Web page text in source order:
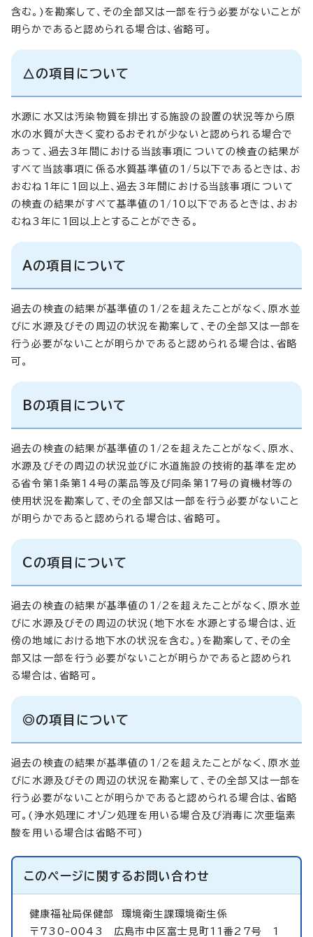
含む。)を勘案して、その全部又は一部を行う必要がないことが
明らかであると認められる場合は、省略可。
△の項目について
水源に水又は汚染物質を排出する施設の設置の状況等から原
水の水質が大きく変わるおそれが少ないと認められる場合で
あって、過去3年間における当該事項についての検査の結果が
すべて当該事項に係る水質基準値の1/5以下であるときは、お
おむね1年に1回以上、過去3年間における当該事項について
の検査の結果がすべて基準値の1/10以下であるときは、おお
むね3年に1回以上とすることができる。
Aの項目について
過去の検査の結果が基準値の1/2を超えたことがなく、原水並
びに水源及びその周辺の状況を勘案して、その全部又は一部を
行う必要がないことが明らかであると認められる場合は、省略
可。
Bの項目について
過去の検査の結果が基準値の1/2を超えたことがなく、原水、
水源及びその周辺の状況並びに水道施設の技術的基準を定め
る省令第1条第14号の薬品等及び同条第17号の資機材等の
使用状況を勘案して、その全部又は一部を行う必要がないこと
が明らかであると認められる場合は、省略可。
Cの項目について
過去の検査の結果が基準値の1/2を超えたことがなく、原水並
びに水源及びその周辺の状況(地下水を水源とする場合は、近
傍の地域における地下水の状況を含む。)を勘案して、その全
部又は一部を行う必要がないことが明らかであると認められ
る場合は、省略可。
◎の項目について
過去の検査の結果が基準値の1/2を超えたことがなく、原水並
びに水源及びその周辺の状況を勘案して、その全部又は一部を
行う必要がないことが明らかであると認められる場合は、省略
可。(浄水処理にオゾン処理を用いる場合及び消毒に次亜塩素
酸を用いる場合は省略不可)
このページに関するお問い合わせ
健康福祉局保健部 環境衛生課環境衛生係
〒730-0043 広島市中区富士見町11番27号 1